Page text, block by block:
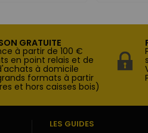
GRATUITE
à partir de 100 €
en point relais et de
à domicile
formats à partir
et hors caisses bois)
LES GUIDES